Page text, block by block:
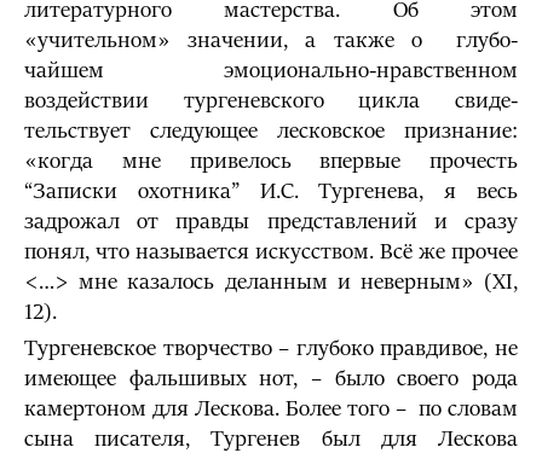
литературного мастерства. Об этом
«учительном» значении, а также о глубо­
чайшем эмоционально-нравст­венном
воздействии тургеневского цикла свиде­
тельствует следую­щее лесковское признание:
«когда мне привелось впервые прочесть
“Записки охотника” И.С. Тургенева, я весь
задрожал от правды пред­ставлений и сразу
понял, что называется искусством. Всё же прочее
<…> мне казалось деланным и неверным» (XI,
12).
Тургеневское творчество – глубоко правдивое, не
имеющее фаль­шивых нот, – было своего рода
камертоном для Лескова. Более того – по словам
сына писателя, Тургенев был для Лескова